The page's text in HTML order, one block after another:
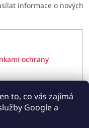
to, co vás zajímá
Google a
informace o nových
ochrany